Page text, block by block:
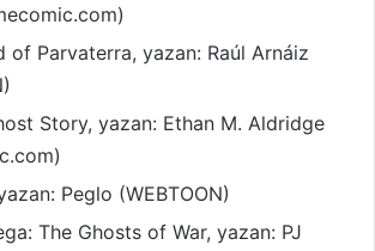
of Parvaterra, yazan: Raúl Arnáiz
Story, yazan: Ethan M. Aldridge
Peglo (WEBTOON)
The Ghosts of War, yazan: PJ